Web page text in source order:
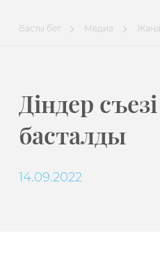
Басты бет Медиа
Діндер
басталды
14.09.2022